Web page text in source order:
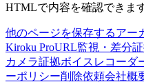
HTMLで内容を確認できます
他のページを保存するアー
Kiroku ProURL監視・差分
カメラ証拠ボイスレコーダ
ーポリシー削除依頼会社概